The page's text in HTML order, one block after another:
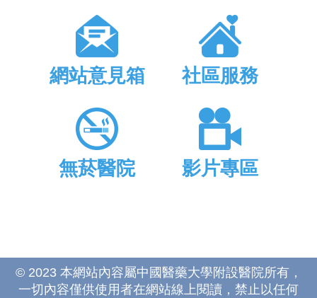
網站意見箱 社區服務
無菸醫院 影片專區
© 2023 本網站內容屬中國醫藥大學附設醫院所有，
一切內容僅供使用者在網站線上閱讀，禁止以任何